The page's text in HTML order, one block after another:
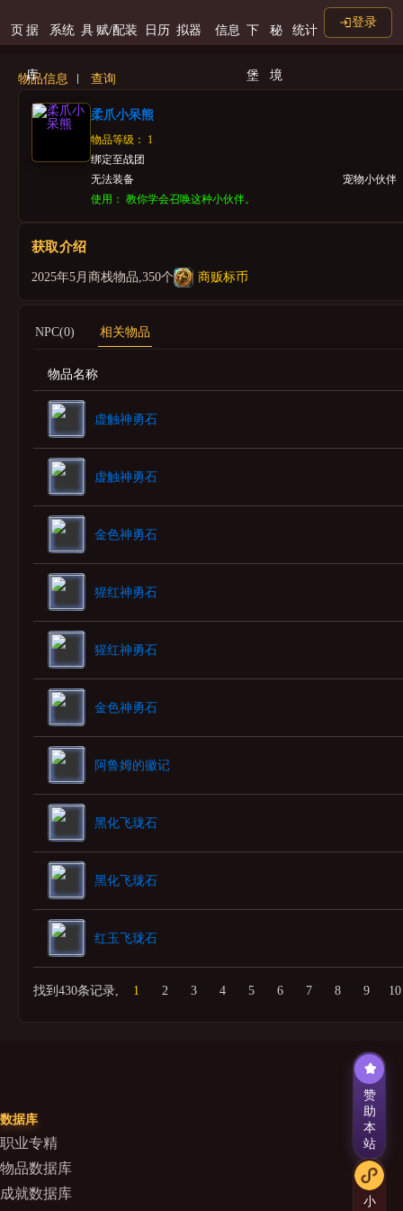
页 据
库
系统 具 赋/配装 日历 拟器 信息 下
堡
秘
境
统计
登录
物品信息 查询
柔爪小呆熊
物品等级： 1
绑定至战团
无法装备
宠物小伙伴
使用： 教你学会召唤这种小伙伴。
获取介绍
2025年5月商栈物品,350个 商贩标币
NPC(0) 相关物品
物品名称
虚触神勇石
虚触神勇石
金色神勇石
猩红神勇石
猩红神勇石
金色神勇石
阿鲁姆的徽记
黑化飞珑石
黑化飞珑石
红玉飞珑石
找到430条记录, 1 2 3 4 5 6 7 8 9 10
数据库
职业专精
物品数据库
成就数据库
赞
助
本
站
小